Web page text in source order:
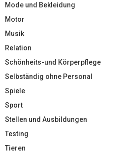
Mode und Bekleidung
Motor
Musik
Relation
Schönheits-und Körperpflege
Selbständig ohne Personal
Spiele
Sport
Stellen und Ausbildungen
Testing
Tieren